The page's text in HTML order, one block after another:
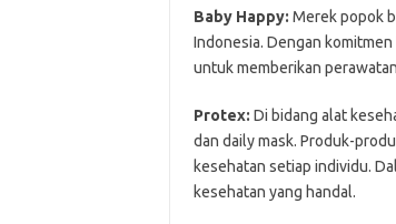
Baby Happy: Merek popok
Indonesia. Dengan
untuk memberikan
Protex: Di bidang alat
dan daily mask. Produk-
kesehatan setiap individu.
kesehatan yang handal.